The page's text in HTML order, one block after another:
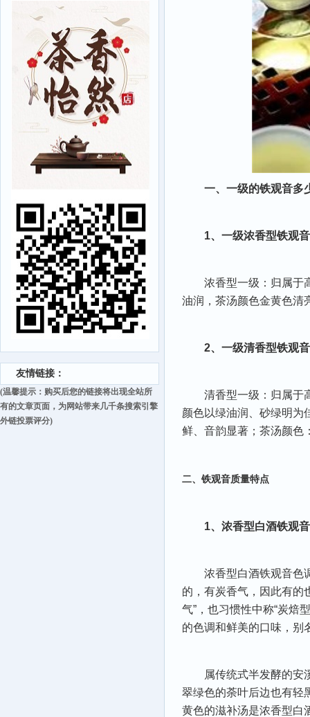
友情链接：
(温馨提示：购买后您的链接将出现全站所
有的文章页面，为网站带来几千条搜索引擎
外链投票评分)
一、一级的铁观音多
1、一级浓香型铁观音
浓香型一级：归属于
油润，茶汤颜色金黄色清
2、一级清香型铁观音
清香型一级：归属于
颜色以绿油润、砂绿明为
鲜、音韵显著；茶汤颜色
二、铁观音质量特点
1、浓香型白酒铁观音
浓香型白酒铁观音色
的，有炭香气，因此有的
气”，也习惯性中称“炭焙
的色调和鲜美的口味，别
属传统式半发酵的安
翠绿色的荼叶后边也有轻
黄色的滋补汤是浓香型白